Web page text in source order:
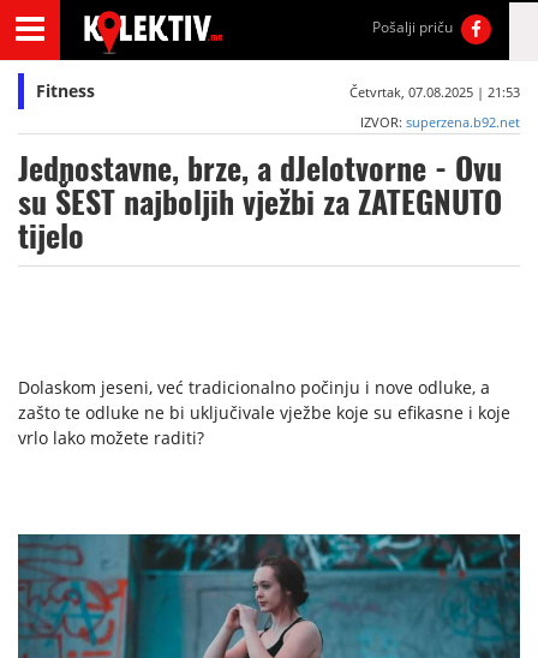
Pošalji priču
Fitness
Četvrtak, 07.08.2025 | 21:53
IZVOR: superzena.b92.net
Jednostavne, brze, a dJelotvorne - Ovu
su ŠEST najboljih vježbi za ZATEGNUTO
tijelo
Dolaskom jeseni, već tradicionalno počinju i nove odluke, a
zašto te odluke ne bi uključivale vježbe koje su efikasne i koje
vrlo lako možete raditi?